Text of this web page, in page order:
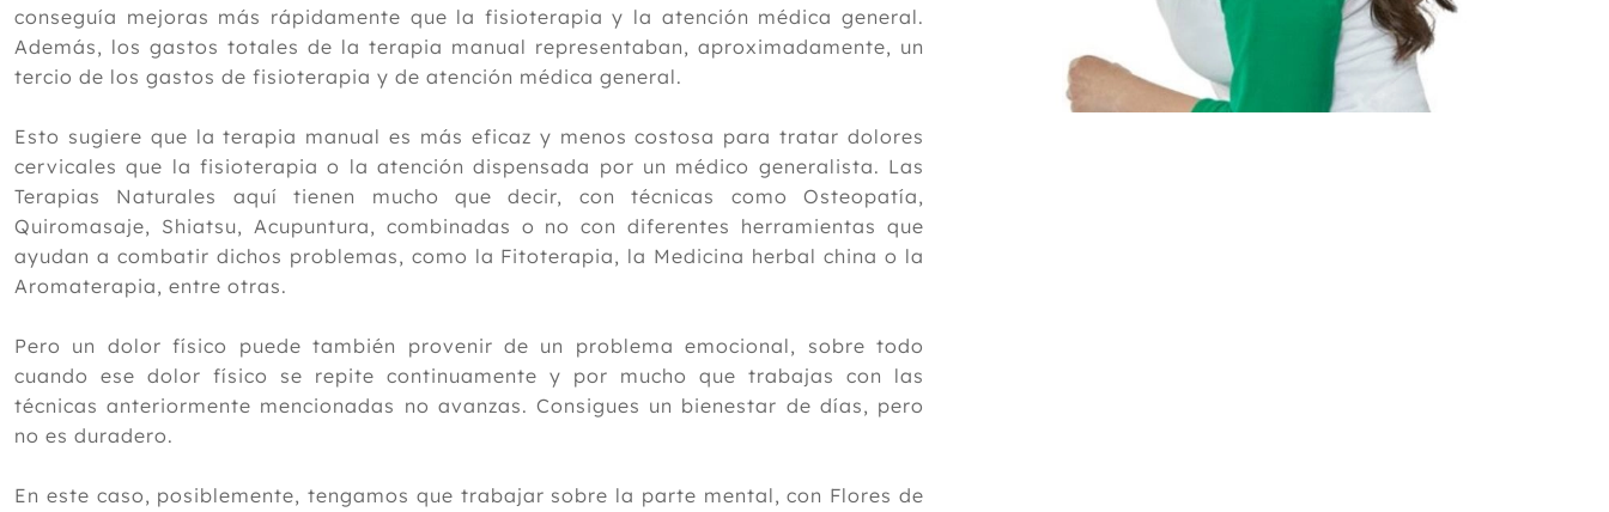
2023
2022
conseguía mejoras más rápidamente que la fisioterapia y la atención médica general.
Además, los gastos totales de la terapia manual representaban, aproximadamente, un
tercio de los gastos de fisioterapia y de atención médica general.
Esto sugiere que la terapia manual es más eficaz y menos costosa para tratar dolores
cervicales que la fisioterapia o la atención dispensada por un médico generalista. Las
Terapias Naturales aquí tienen mucho que decir, con técnicas como Osteopatía,
Quiromasaje, Shiatsu, Acupuntura, combinadas o no con diferentes herramientas que
ayudan a combatir dichos problemas, como la Fitoterapia, la Medicina herbal china o la
Aromaterapia, entre otras.
Pero un dolor físico puede también provenir de un problema emocional, sobre todo
cuando ese dolor físico se repite continuamente y por mucho que trabajas con las
técnicas anteriormente mencionadas no avanzas. Consigues un bienestar de días, pero
no es duradero.
En este caso, posiblemente, tengamos que trabajar sobre la parte mental, con Flores de